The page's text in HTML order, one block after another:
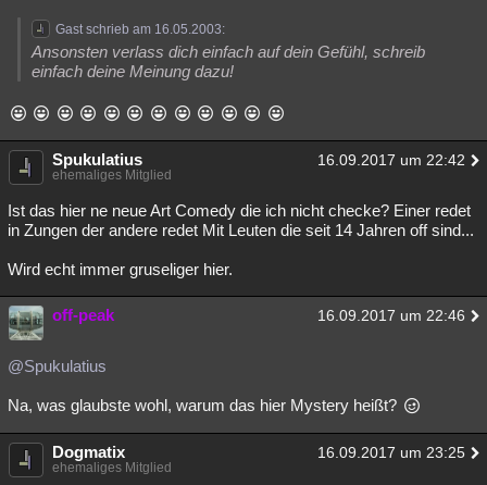
Gast schrieb am 16.05.2003:
Ansonsten verlass dich einfach auf dein Gefühl, schreib
einfach deine Meinung dazu!
Spukulatius 16.09.2017 um 22:42
ehemaliges Mitglied
Ist das hier ne neue Art Comedy die ich nicht checke? Einer redet
in Zungen der andere redet Mit Leuten die seit 14 Jahren off sind...
Wird echt immer gruseliger hier.
off-peak 16.09.2017 um 22:46
@Spukulatius
Na, was glaubste wohl, warum das hier Mystery heißt?
Dogmatix 16.09.2017 um 23:25
ehemaliges Mitglied